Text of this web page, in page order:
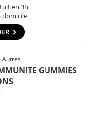
en 3h
domicile
Autres
GUMMIES